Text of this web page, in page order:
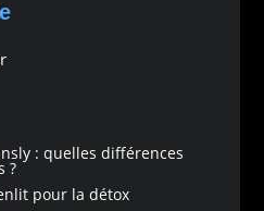
: quelles différences
?
pour la détox